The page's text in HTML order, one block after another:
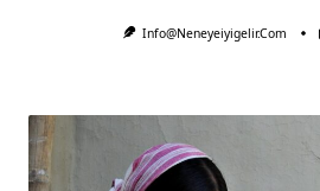
Info@neneyeiyigelir.com